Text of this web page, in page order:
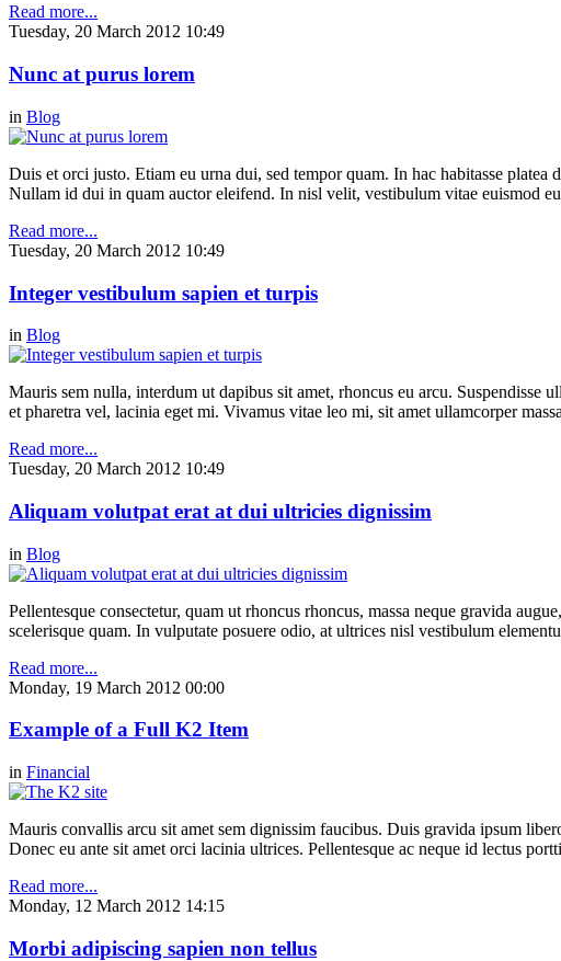
Read more...
Tuesday, 20 March 2012 10:49
Nunc at purus lorem
in Blog
Duis et orci justo. Etiam eu urna dui, sed tempor quam. In hac habitasse
Nullam id dui in quam auctor eleifend. In nisl velit, vestibulum vitae euismod
Read more...
Tuesday, 20 March 2012 10:49
Integer vestibulum sapien et turpis
in Blog
Mauris sem nulla, interdum ut dapibus sit amet, rhoncus eu arcu.
et pharetra vel, lacinia eget mi. Vivamus vitae leo mi, sit amet ullamcorper
Read more...
Tuesday, 20 March 2012 10:49
Aliquam volutpat erat at dui ultricies dignissim
in Blog
Pellentesque consectetur, quam ut rhoncus rhoncus, massa neque gravida
scelerisque quam. In vulputate posuere odio, at ultrices nisl vestibulum
Read more...
Monday, 19 March 2012 00:00
Example of a Full K2 Item
in Financial
Mauris convallis arcu sit amet sem dignissim faucibus. Duis gravida ipsum
Donec eu ante sit amet orci lacinia ultrices. Pellentesque ac neque id lectus
Read more...
Monday, 12 March 2012 14:15
Morbi adipiscing sapien non tellus